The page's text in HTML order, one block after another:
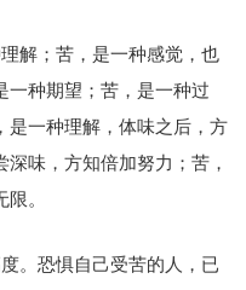
解；苦，是一种感觉，也
一种期望；苦，是一种过
是一种理解，体味之后，方
味，方知倍加努力；苦，
。
。恐惧自己受苦的人，已